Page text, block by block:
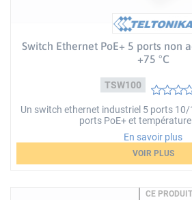
Switch Ethernet PoE+ 5 ports non
+75 °C
TSW100
Un switch ethernet industriel 5 ports
ports PoE+ et
En savoir plus
VOIR PLUS
CE